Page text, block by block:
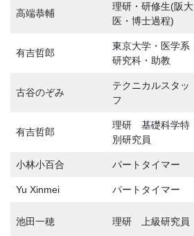
高端恭輔
理研・研修生(阪大
医・博士過程)
有吉哲郎
東京大学・医学系
研究科・助教
古谷のぞみ
テクニカルスタッ
フ
有吉哲郎
理研 基礎科学特
別研究員
小林小百合 パートタイマー
Yu Xinmei パートタイマー
池田一穂 理研 上級研究員